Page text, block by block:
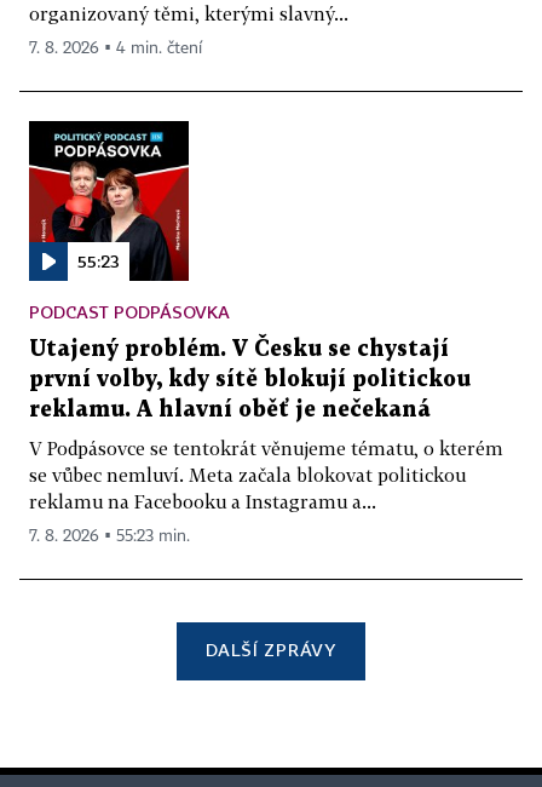
organizovaný těmi, kterými slavný...
7. 8. 2026 ▪ 4 min. čtení
55:23
PODCAST PODPÁSOVKA
Utajený problém. V Česku se chystají
první volby, kdy sítě blokují politickou
reklamu. A hlavní oběť je nečekaná
V Podpásovce se tentokrát věnujeme tématu, o kterém
se vůbec nemluví. Meta začala blokovat politickou
reklamu na Facebooku a Instagramu a...
7. 8. 2026 ▪ 55:23 min.
DALŠÍ ZPRÁVY